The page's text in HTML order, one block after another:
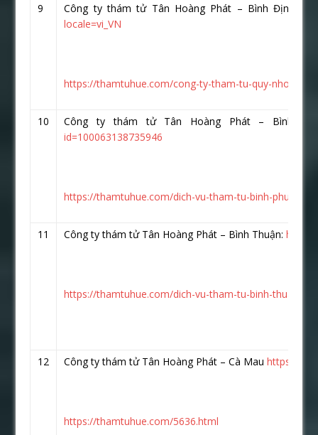
9 Công ty thám tử Tân Hoàng Phát – Bình Định
locale=vi_VN
https://thamtuhue.com/cong-ty-tham-tu-quy-nhon-uy-
10
Công ty thám tử Tân Hoàng Phát – Bình
id=100063138735946
https://thamtuhue.com/dich-vu-tham-tu-binh-phuoc-
11 Công ty thám tử Tân Hoàng Phát – Bình Thuận:
https://thamtuhue.com/dich-vu-tham-tu-binh-
12 Công ty thám tử Tân Hoàng Phát – Cà Mauhttps://
https://thamtuhue.com/5636.html